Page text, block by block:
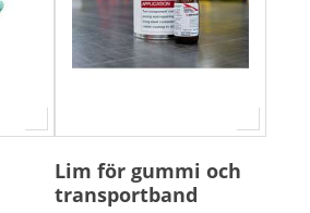
Lim för gummi och
transportband